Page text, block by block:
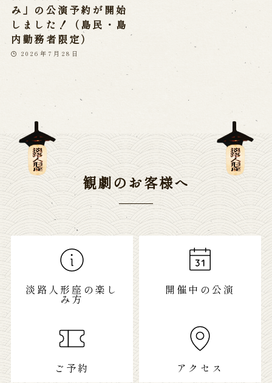
み」の公演予約が開始
しました！（島民・島
内勤務者限定）
2026年7月28日
観劇のお客様へ
淡路人形座の楽し
み方
開催中の公演
ご予約 アクセス